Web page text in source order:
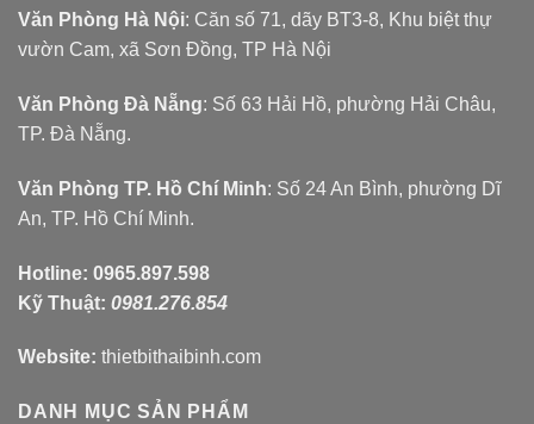
Văn Phòng Hà Nội: Căn số 71, dãy BT3-8, Khu biệt thự
vườn Cam, xã Sơn Đồng, TP Hà Nội
Văn Phòng Đà Nẵng: Số 63 Hải Hồ, phường Hải Châu,
TP. Đà Nẵng.
Văn Phòng TP. Hồ Chí Minh: Số 24 An Bình, phường Dĩ
An, TP. Hồ Chí Minh.
Hotline: 0965.897.598
Kỹ Thuật: 0981.276.854
Website: thietbithaibinh.com
DANH MỤC SẢN PHẨM